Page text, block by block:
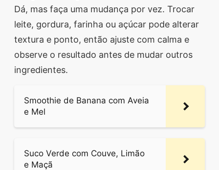
Dá, mas faça uma mudança por vez. Trocar
leite, gordura, farinha ou açúcar pode alterar
textura e ponto, então ajuste com calma e
observe o resultado antes de mudar outros
ingredientes.
Smoothie de Banana com Aveia
e Mel
Suco Verde com Couve, Limão
e Maçã